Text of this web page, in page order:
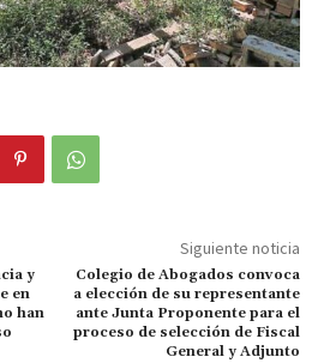
y
en
han
Siguiente noticia
Colegio de Abogados convoca
a elección de su representante
ante Junta Proponente para el
proceso de selección de Fiscal
General y Adjunto